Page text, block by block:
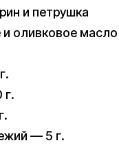
и петрушка
оливковое
г.
— 5 г.